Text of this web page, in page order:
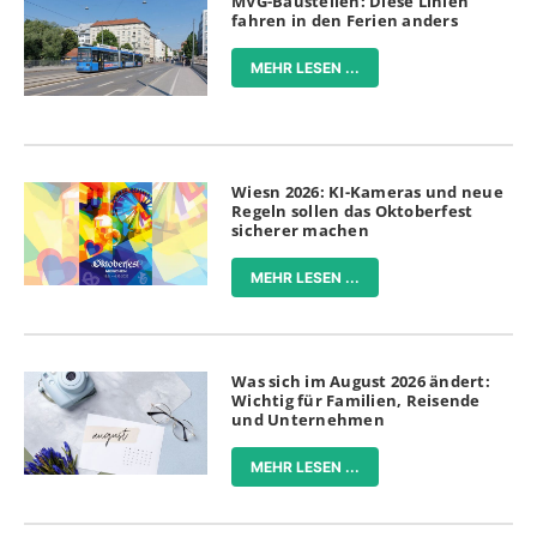
fahren in den Ferien anders
MEHR LESEN ...
Wiesn 2026: KI-Kameras und neue
Regeln sollen das Oktoberfest
sicherer machen
MEHR LESEN ...
Was sich im August 2026 ändert:
Wichtig für Familien, Reisende
und Unternehmen
MEHR LESEN ...